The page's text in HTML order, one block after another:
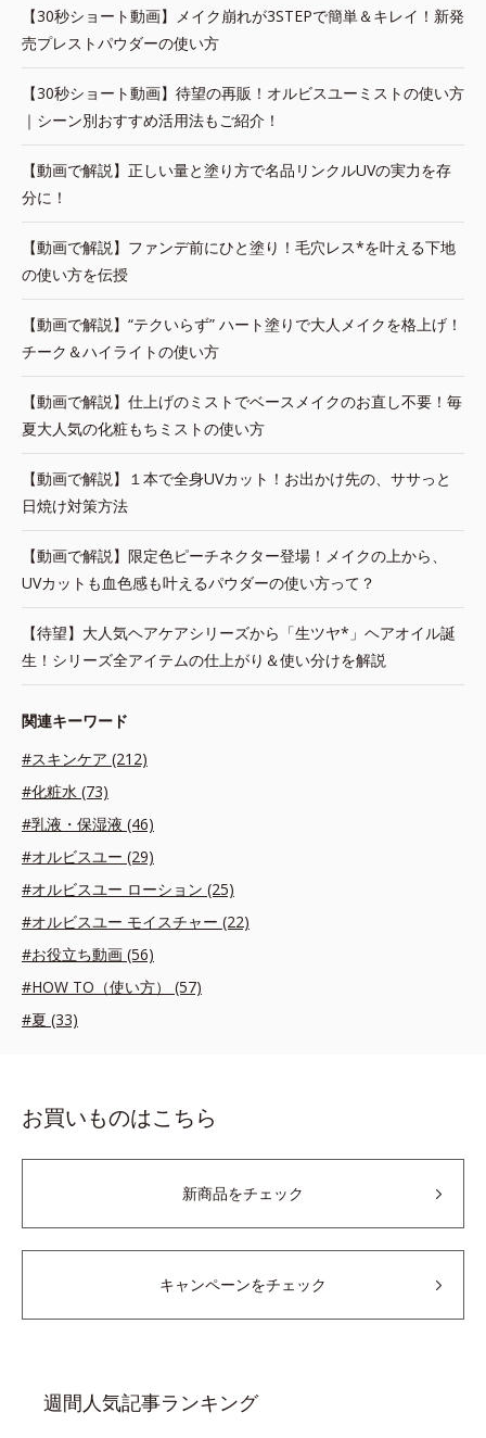
【30秒ショート動画】メイク崩れが3STEPで簡単＆キレイ！新発
売プレストパウダーの使い方
【30秒ショート動画】待望の再販！オルビスユーミストの使い方
｜シーン別おすすめ活用法もご紹介！
【動画で解説】正しい量と塗り方で名品リンクルUVの実力を存
分に！
【動画で解説】ファンデ前にひと塗り！毛穴レス*を叶える下地
の使い方を伝授
【動画で解説】“テクいらず” ハート塗りで大人メイクを格上げ！
チーク＆ハイライトの使い方
【動画で解説】仕上げのミストでベースメイクのお直し不要！毎
夏大人気の化粧もちミストの使い方
【動画で解説】１本で全身UVカット！お出かけ先の、ササっと
日焼け対策方法
【動画で解説】限定色ピーチネクター登場！メイクの上から、
UVカットも血色感も叶えるパウダーの使い方って？
【待望】大人気ヘアケアシリーズから「生ツヤ*」ヘアオイル誕
生！シリーズ全アイテムの仕上がり＆使い分けを解説
関連キーワード
#スキンケア (212)
#化粧水 (73)
#乳液・保湿液 (46)
#オルビスユー (29)
#オルビスユー ローション (25)
#オルビスユー モイスチャー (22)
#お役立ち動画 (56)
#HOW TO（使い方） (57)
#夏 (33)
お買いものはこちら
新商品をチェック
キャンペーンをチェック
週間人気記事ランキング